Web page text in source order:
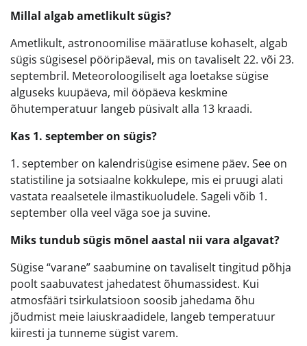
Millal algab ametlikult sügis?
Ametlikult, astronoomilise määratluse kohaselt, algab
sügis sügisesel pööripäeval, mis on tavaliselt 22. või 23.
septembril. Meteoroloogiliselt aga loetakse sügise
alguseks kuupäeva, mil ööpäeva keskmine
õhutemperatuur langeb püsivalt alla 13 kraadi.
Kas 1. september on sügis?
1. september on kalendrisügise esimene päev. See on
statistiline ja sotsiaalne kokkulepe, mis ei pruugi alati
vastata reaalsetele ilmastikuoludele. Sageli võib 1.
september olla veel väga soe ja suvine.
Miks tundub sügis mõnel aastal nii vara algavat?
Sügise “varane” saabumine on tavaliselt tingitud põhja
poolt saabuvatest jahedatest õhumassidest. Kui
atmosfääri tsirkulatsioon soosib jahedama õhu
jõudmist meie laiuskraadidele, langeb temperatuur
kiiresti ja tunneme sügist varem.